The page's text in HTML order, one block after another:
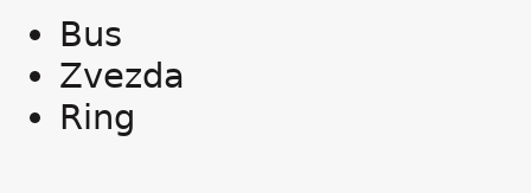
Bus
Zvezda
Ring